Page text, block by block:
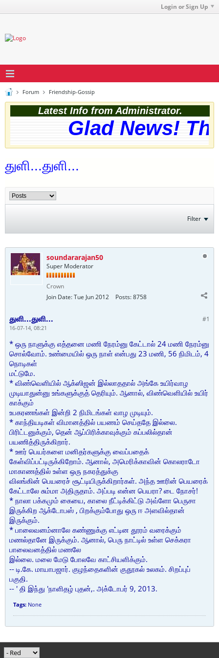
Login or Sign Up
Forum Friendship-Gossip
Latest Info from Administrator.
Glad News!
துளி...துளி...
Filter
soundararajan50
Super Moderator
Crown
Join Date:Tue Jun 2012 Posts:8758
#1
துளி...துளி...
16-07-14, 08:21
* ஒரு நாளுக்கு எத்தனை மணி நேரம்னு கேட்டால் 24 மணி நேரம்னு
சொல்வோம். உண்மையில் ஒரு நாள் என்பது 23 மணி, 56 நிமிடம், 4
நொடிகள்
மட்டுமே.
* விண்வெளியில் ஆக்ஸிஜன் இல்லாததால் அங்கே உயிர்வாழ
முடியாதுன்னு உங்களுக்குத் தெரியும். ஆனால், விண்வெளியில் உயிர்
காக்கும்
உபகரணங்கள் இன்றி 2 நிமிடங்கள் வாழ முடியும்.
* காந்தியடிகள் விமானத்தில் பயணம் செய்ததே இல்லை.
பிரிட்டனுக்கும், தென் ஆப்பிரிக்காவுக்கும் கப்பலில்தான்
பயணித்திருக்கிறார்.
* ஊர் பெயர்களை மனிதர்களுக்கு வைப்பதைக்
கேள்விப்பட்டிருக்கிறோம். ஆனால், அமெரிக்காவின் கொலராடோ
மாகாணத்தில் உள்ள ஒரு நகரத்துக்கு
விலங்கின் பெயரைச் சூட்டியிருக்கிறார்கள். அந்த ஊரின் பெயரைக்
கேட்டாலே சும்மா அதிருதாம். அப்படி என்ன பெயரா? டை நோசர்!
* நாலா பக்கமும் கையை, காலை நீட்டிக்கிட்டு அவ்ளோ பெருசா
இருக்கிற ஆக்டோபஸ் , பிறக்கும்போது ஒரு ஈ அளவில்தான்
இருக்கும்.
* பாலைவனம்னாலே கண்ணுக்கு எட்டின தூரம் வரைக்கும்
மணல்தானே இருக்கும். ஆனால், பெரு நாட்டில் உள்ள செக்கரா
பாலைவனத்தில் மணலே
இல்லை. மலை மேடு போலவே காட்சியளிக்கும்.
-- டி.கே. மாயாபஜார். குழந்தைகளின் குதூகல் உலகம். சிறப்புப்
பகுதி.
-- ' தி இந்து 'நாளிதழ் புதன்,. அக்டோபர் 9, 2013.
Tags: None